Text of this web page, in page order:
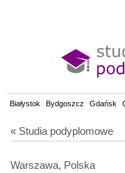
Białystok Bydgoszcz Gdańsk
« Studia podyplomowe
Warszawa, Polska